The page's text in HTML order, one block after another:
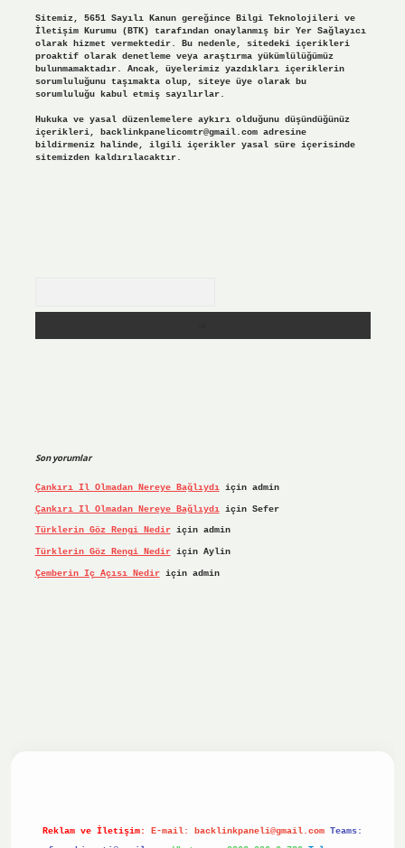
Sitemiz, 5651 Sayılı Kanun gereğince Bilgi Teknolojileri ve
İletişim Kurumu (BTK) tarafından onaylanmış bir Yer Sağlayıcı
olarak hizmet vermektedir. Bu nedenle, sitedeki içerikleri
proaktif olarak denetleme veya araştırma yükümlülüğümüz
bulunmamaktadır. Ancak, üyelerimiz yazdıkları içeriklerin
sorumluluğunu taşımakta olup, siteye üye olarak bu
sorumluluğu kabul etmiş sayılırlar.
Hukuka ve yasal düzenlemelere aykırı olduğunu düşündüğünüz
içerikleri, backlinkpanelicomtr@gmail.comadresine
bildirmeniz halinde, ilgili içerikler yasal süre içerisinde
sitemizden kaldırılacaktır.
Son yorumlar
Çankırı Il Olmadan Nereye Bağlıydıiçin admin
Çankırı Il Olmadan Nereye Bağlıydıiçin Sefer
Türklerin Göz Rengi Nediriçin admin
Türklerin Göz Rengi Nediriçin Aylin
Çemberin Iç Açısı Nediriçin admin
Reklam ve İletişim: E-mail: backlinkpaneli@gmail.com Teams: